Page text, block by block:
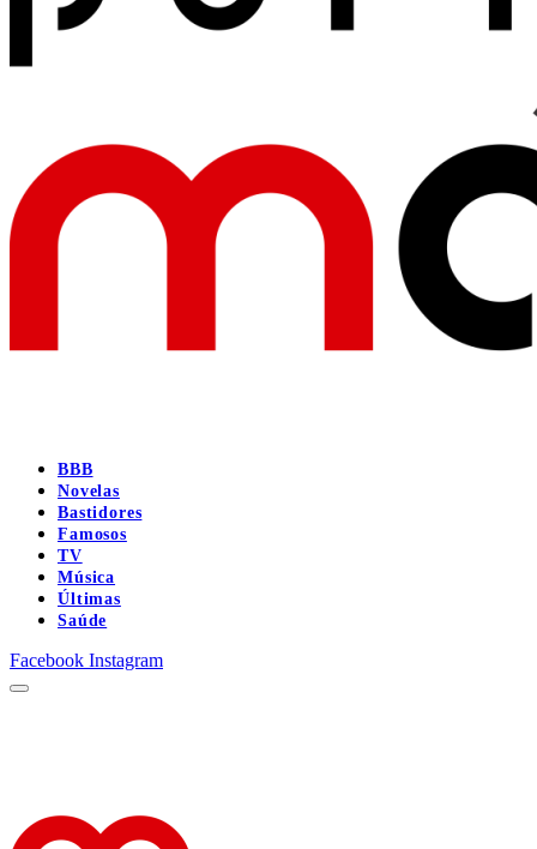
BBB
Novelas
Bastidores
Famosos
TV
Música
Últimas
Saúde
Facebook Instagram